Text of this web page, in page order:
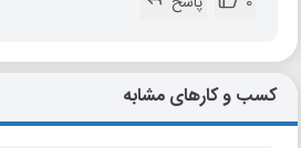
کسب و کارهای مشابه